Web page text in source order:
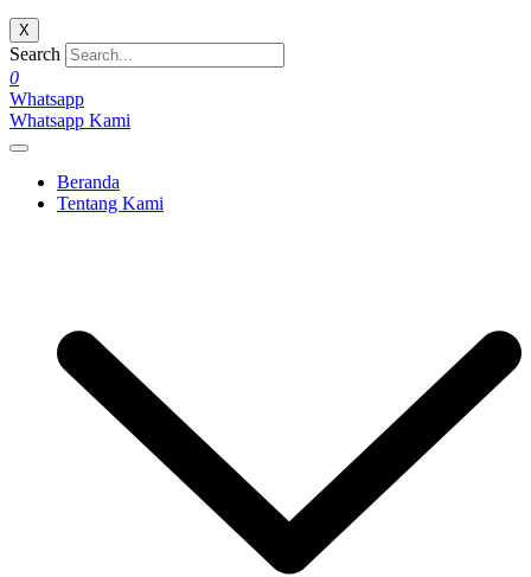
X
Search
0
Whatsapp
Whatsapp Kami
Beranda
Tentang Kami